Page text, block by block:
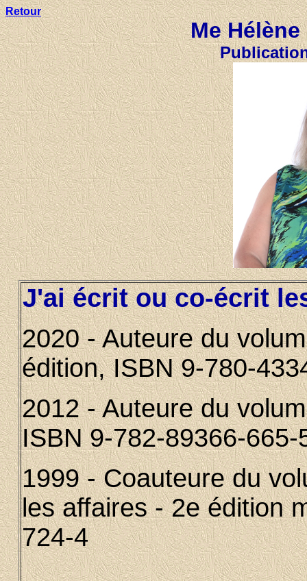
Retour
Me
J'ai écrit ou co-écrit
2020 - Auteure du
édition,ISBN 9-780-
2012 - Auteure du
ISBN 9-782-89366-665-
1999 - Coauteure du
les affaires - 2e édition
724-4